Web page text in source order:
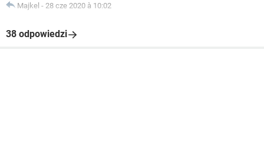
Majkel - 28 cze 2020 à 10:02
38 odpowiedzi